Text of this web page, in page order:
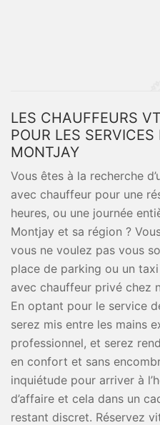
LES CHAUFFEURS
POUR LES
MONTJAY
Vous êtes à la recherche
avec chauffeur pour une
heures, ou une journée
Montjay et sa région ?
vous ne voulez pas vous
place de parking ou un
avec chauffeur privé chez
En optant pour le service
serez mis entre les mains
professionnel, et serez
en confort et sans
inquiétude pour arriver à
d’affaire et cela dans un
restant discret. Réservez